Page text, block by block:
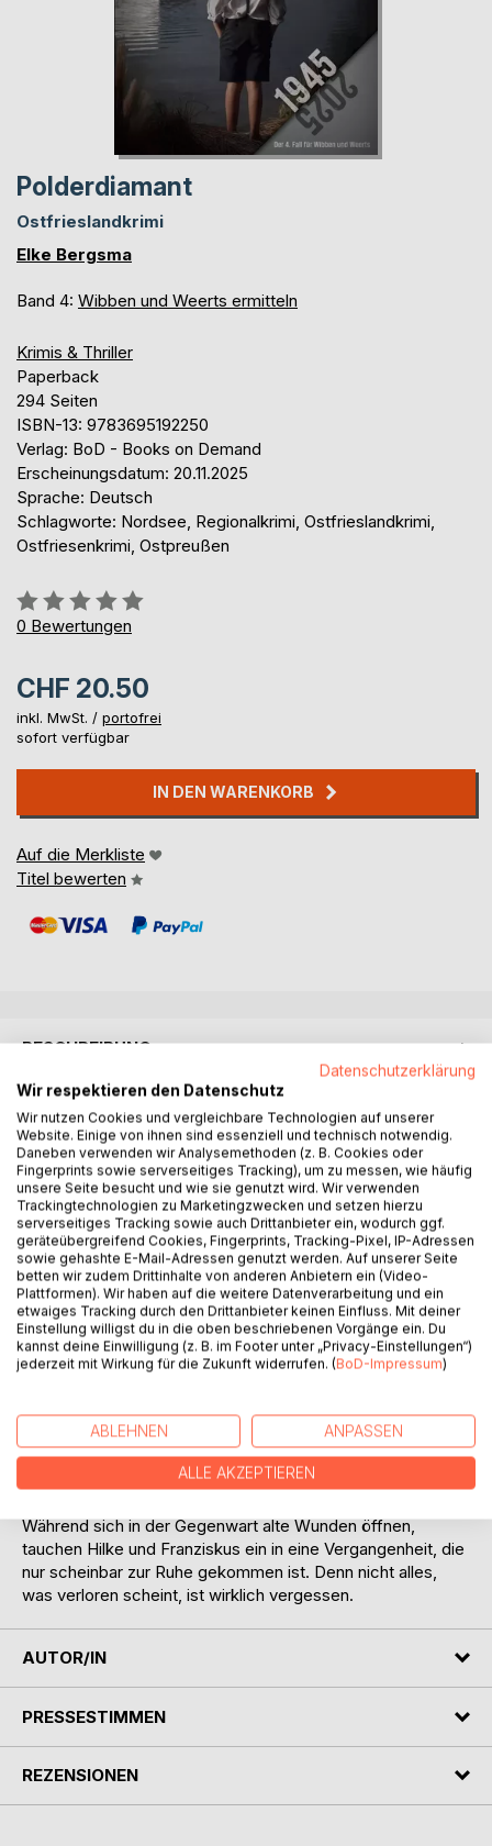
Polderdiamant
Ostfrieslandkrimi
Elke Bergsma
Band 4: Wibben und Weerts ermitteln
Krimis & Thriller
Paperback
294 Seiten
ISBN-13: 9783695192250
Verlag: BoD - Books on Demand
Erscheinungsdatum: 20.11.2025
Sprache: Deutsch
Schlagworte: Nordsee, Regionalkrimi, Ostfrieslandkrimi,
Ostfriesenkrimi, Ostpreußen
Bewertung::
0%
0 Bewertungen
CHF 20.50
inkl. MwSt. / portofrei
sofort verfügbar
IN DEN WARENKORB
Auf die Merkliste
Titel bewerten
BESCHREIBUNG
Nach einer wahren Geschichte.
Wir schreiben das Jahr 2025. Und wir schreiben das Jahr
1945. Gelingt es, in der Gegenwart ein Verbrechen
aufzuklären, das weit zurück in der Vergangenheit
begangen wurde?
Als auf einem Flohmarkt im ostfriesischen Moordorf eine
filigrane Brosche auftaucht, ahnt zunächst niemand, dass
sie einst Teil eines ostpreußischen Familienschatzes war.
1945 verloren gegangen auf der Flucht vor der
heranrückenden Roten Armee, wurde sie noch am selben
Tag gefunden von dem 10jährigen Klaus Oldinski, der sie zu
seinem persönlichen Schatz erklärte.
Brosche sofort. Gemeinsam mit seiner Tante, der
scharfzüngigen Journalistin Hilke Wibben, begibt er sich
auf Spurensuche, die sie tief in die Wirren der ersten
Nachkriegsjahre führt, dorthin, wo Verrat und Verlust die
Während sich in der Gegenwart alte Wunden öffnen,
tauchen Hilke und Franziskus ein in eine Vergangenheit, die
nur scheinbar zur Ruhe gekommen ist. Denn nicht alles,
was verloren scheint, ist wirklich vergessen.
AUTOR/IN
PRESSESTIMMEN
REZENSIONEN
Datenschutzerklärung
Wir respektieren den Datenschutz
Wir nutzen Cookies und vergleichbare Technologien auf unserer
Website. Einige von ihnen sind essenziell und technisch notwendig.
Daneben verwenden wir Analysemethoden (z. B. Cookies oder
Fingerprints sowie serverseitiges Tracking), um zu messen, wie häufig
unsere Seite besucht und wie sie genutzt wird. Wir verwenden
Trackingtechnologien zu Marketingzwecken und setzen hierzu
serverseitiges Tracking sowie auch Drittanbieter ein, wodurch ggf.
geräteübergreifend Cookies, Fingerprints, Tracking-Pixel, IP-Adressen
sowie gehashte E-Mail-Adressen genutzt werden. Auf unserer Seite
betten wir zudem Drittinhalte von anderen Anbietern ein (Video-
Plattformen). Wir haben auf die weitere Datenverarbeitung und ein
etwaiges Tracking durch den Drittanbieter keinen Einfluss. Mit deiner
Einstellung willigst du in die oben beschriebenen Vorgänge ein. Du
kannst deine Einwilligung (z. B. im Footer unter „Privacy-Einstellungen“)
jederzeit mit Wirkung für die Zukunft widerrufen. (BoD-Impressum)
ABLEHNEN ANPASSEN
ALLE AKZEPTIEREN